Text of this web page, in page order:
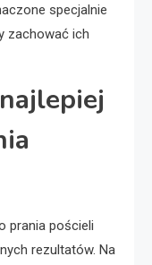
specjalnie
zachować ich
prania pościeli
rezultatów. Na